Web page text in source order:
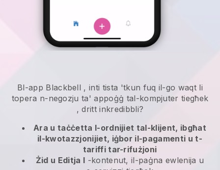
Bl-app Blackbell ,inti tista 'tkun fuq il-go waqt li
topera n-negozju ta' appoġġ tal-kompjuter tiegħek
, dritt inkredibbli?
Ara u taċċetta l-ordnijiet tal-klijent, ibgħat
il-kwotazzjonijiet, iġbor il-pagamenti u t-
tariffi tar-rifużjoni
Żid u Editja l -kontenut, il-paġna ewlenija u